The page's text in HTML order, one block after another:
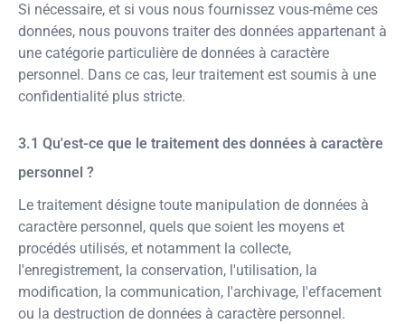
Si nécessaire, et si vous nous fournissez vous-même ces
données, nous pouvons traiter des données appartenant à
une catégorie particulière de données à caractère
personnel. Dans ce cas, leur traitement est soumis à une
confidentialité plus stricte.
Qu'est-ce que le traitement des données à caractère
personnel ?
Le traitement désigne toute manipulation de données à
caractère personnel, quels que soient les moyens et
procédés utilisés, et notamment la collecte,
l'enregistrement, la conservation, l'utilisation, la
modification, la communication, l'archivage, l'effacement
ou la destruction de données à caractère personnel.